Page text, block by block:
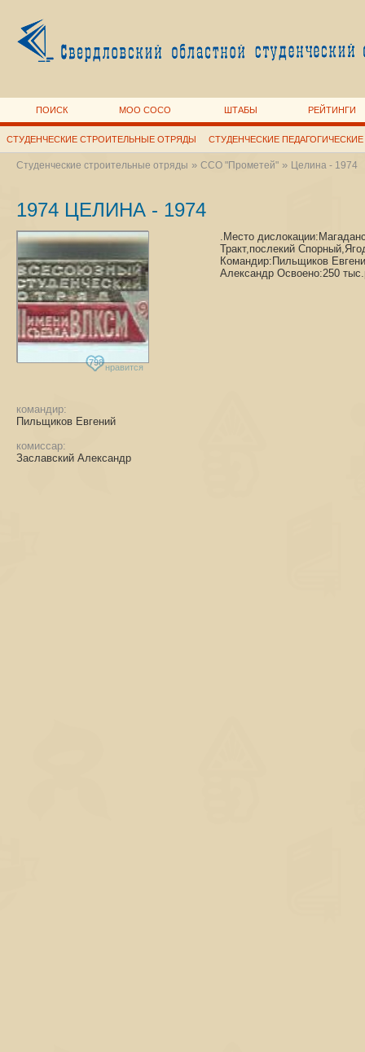
ПОИСК МОО СОСО ШТАБЫ РЕЙТИНГИ
СТУДЕНЧЕСКИЕ СТРОИТЕЛЬНЫЕ ОТРЯДЫ СТУДЕНЧЕСКИЕ
Студенческие строительные отряды » ССО "Прометей"» Целина - 1974
1974 ЦЕЛИНА - 1974
798 нравится
командир:
Пильщиков Евгений
комиссар:
Заславский Александр
.Место
Тракт,послекий
Командир:Пильщиков
Александр Освоено:250